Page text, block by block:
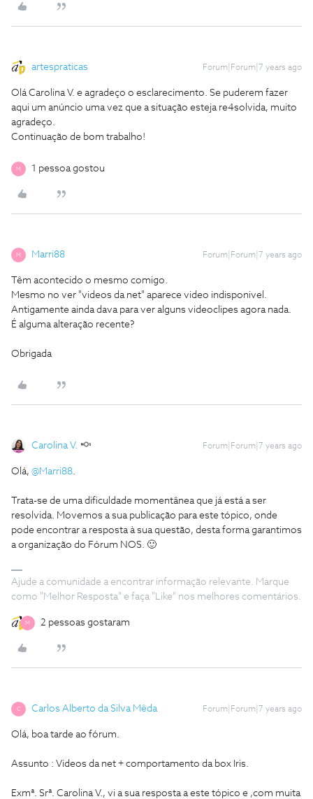
artespraticas Forum|Forum|7 years ago
Olá Carolina V. e agradeço o esclarecimento. Se puderem fazer
aqui um anúncio uma vez que a situação esteja re4solvida, muito
agradeço.
Continuação de bom trabalho!
M 1 pessoa gostou
M Marri88 Forum|Forum|7 years ago
Têm acontecido o mesmo comigo.
Mesmo no ver "videos da net" aparece video indisponivel.
Antigamente ainda dava para ver alguns videoclipes agora nada.
É alguma alteração recente?
Obrigada
Carolina V. Forum|Forum|7 years ago
Olá, @Marri88.
Trata-se de uma dificuldade momentânea que já está a ser
resolvida. Movemos a sua publicação para este tópico, onde
pode encontrar a resposta à sua questão, desta forma garantimos
a organização do Fórum NOS. 🙂
Ajude a comunidade a encontrar informação relevante. Marque
como "Melhor Resposta" e faça "Like" nos melhores comentários.
M 2 pessoas gostaram
C Carlos Alberto da Silva Mêda Forum|Forum|7 years ago
Olá, boa tarde ao fórum.
Assunto : Videos da net + comportamento da box Iris.
Exmª. Srª. Carolina V., vi a sua resposta a este tópico e ,com muita